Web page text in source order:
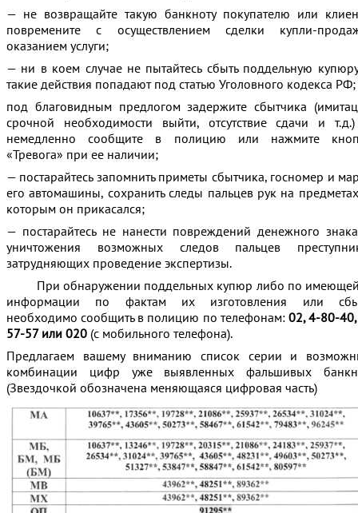
— не возвращайте такую банкноту покупателю или
повремените с осуществлением сделки купли-
оказанием услуги;
— ни в коем случае не пытайтесь сбыть поддельную
такие действия попадают под статью Уголовного кодекса РФ;
под благовидным предлогом задержите сбытчика
срочной необходимости выйти, отсутствие сдачи и
немедленно сообщите в полицию или нажмите
«Тревога» при ее наличии;
— постарайтесь запомнить приметы сбытчика, госномер и
его автомашины, сохранить следы пальцев рук на
которым он прикасался;
— постарайтесь не нанести повреждений денежного
уничтожения возможных следов пальцев
затрудняющих проведение экспертизы.
При обнаружении поддельных купюр либо по
информации по фактам их изготовления или
необходимо сообщить в полицию по телефонам: 02, 4-80-
57-57 или 020 (с мобильного телефона).
Предлагаем вашему вниманию список серии и
комбинации цифр уже выявленных фальшивых
(Звездочкой обозначена меняющаяся цифровая часть)